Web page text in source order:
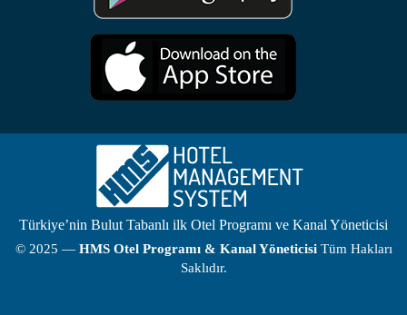
Türkiye’nin Bulut Tabanlı ilk Otel Programı ve Kanal Yöneticisi
© 2025 — HMS Otel Programı& Kanal YöneticisiTüm Hakları
Saklıdır.